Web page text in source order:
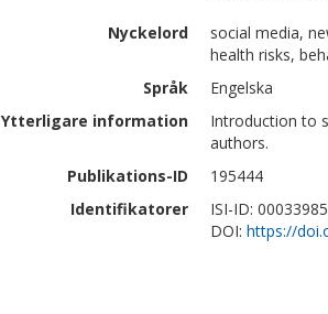
Nyckelord
social media,
health risks,
Språk
Engelska
Ytterligare information
Introduction to
authors.
Publikations-ID
195444
Identifikatorer
ISI-ID:
DOI: https://